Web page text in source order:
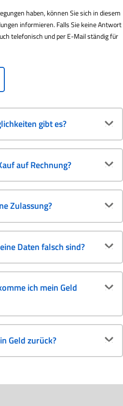
haben, können Sie sich in diesem
informieren. Falls Sie keine Antwort
telefonisch und per E-Mail ständig für
gibt es?
auf Rechnung?
Zulassung?
Daten falsch sind?
ich mein Geld
Geld zurück?